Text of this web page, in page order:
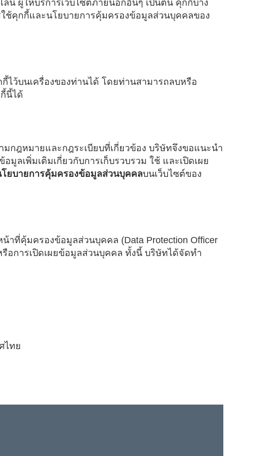
ผู้ให้บริการเว็บไซต์ภายนอกอื่นๆ เป็นต้น คุกกี้บาง
ช้คุกกี้และนโยบายการคุ้มครองข้อมูลส่วนบุคคลของ
ไว้บนเครื่องของท่านได้ โดยท่านสามารถลบหรือ
นี้ได้
กฎหมายและกฎระเบียบที่เกี่ยวข้อง บริษัทจึงขอแนะนำ
ลเพิ่มเติมเกี่ยวกับการเก็บรวบรวม ใช้ และเปิดเผย
ยบายการคุ้มครองข้อมูลส่วนบุคคลบนเว็บไซต์ของ
ที่คุ้มครองข้อมูลส่วนบุคคล (Data Protection Officer
อการเปิดเผยข้อมูลส่วนบุคคล ทั้งนี้ บริษัทได้จัดทำ
ไทย